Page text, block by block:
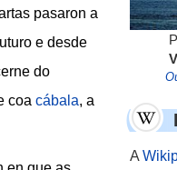
pasaron a
e desde
do
coa cábala, a
A